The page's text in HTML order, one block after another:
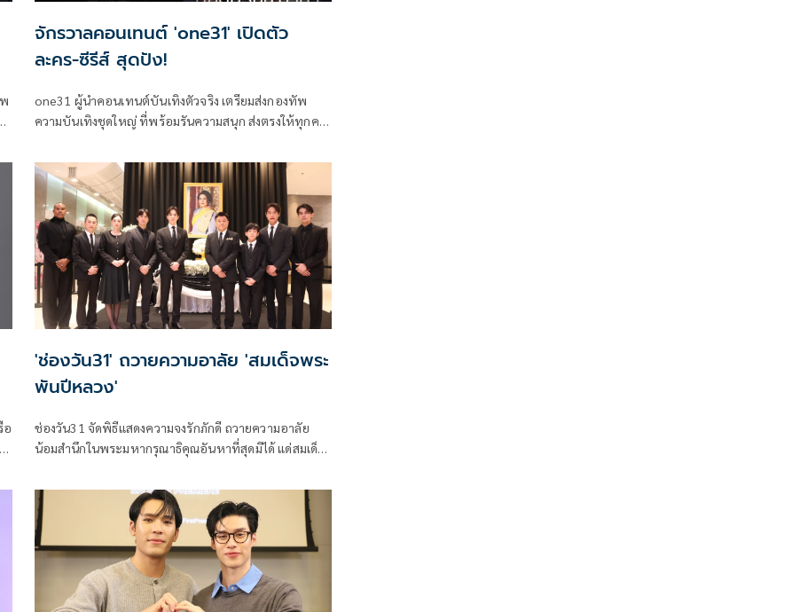
จักรวาลคอนเทนต์ 'one31' เปิดตัว
ละคร-ซีรีส์ สุดปัง!
one31 ผู้นำคอนเทนต์บันเทิงตัวจริง เตรียมส่งกองทัพ
ความบันเทิงชุดใหญ่ ที่พร้อมรันความสนุก ส่งตรงให้ทุกคน
รีส์ ระดับพรีเมียมหลากหลายรสชาติ ที่จะมอบความสุข
ความสนุกให้แฟนๆ ได้ฟินกันแบบครบรสไปกับ “จักรวาล
คอนเทนต์ one31” ผ่านหน้าจอทีวีช่องวัน31 ,
แพลตฟอร์มออนไลน์ และสตรีมมิ่ง oneD
อ
ดี
'ช่องวัน31' ถวายความอาลัย 'สมเด็จพระ
พันปีหลวง'
ช่องวัน31 จัดพิธีแสดงความจงรักภักดี ถวายความอาลัย
น้อมสำนึกในพระมหากรุณาธิคุณอันหาที่สุดมิได้ แด่สมเด็จ
พันปีหลวง